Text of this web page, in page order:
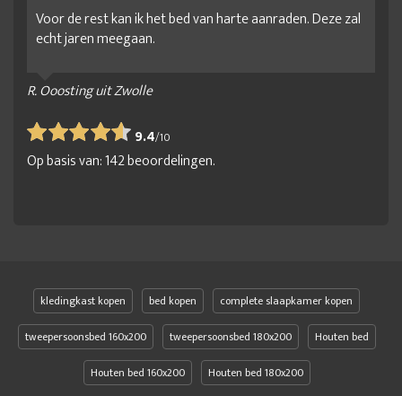
Voor de rest kan ik het bed van harte aanraden. Deze zal
echt jaren meegaan.
R. Ooosting uit Zwolle
9.4/10
Op basis van:142beoordelingen.
kledingkast kopen bed kopen
complete slaapkamer kopen
tweepersoonsbed 160x200
tweepersoonsbed 180x200
Houten bed
Houten bed 160x200
Houten bed 180x200